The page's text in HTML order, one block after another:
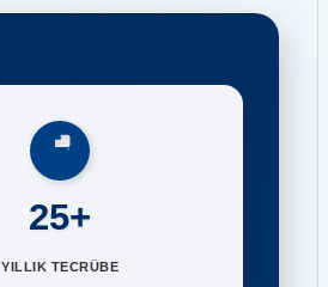
25+
YILLIK TECRÜBE